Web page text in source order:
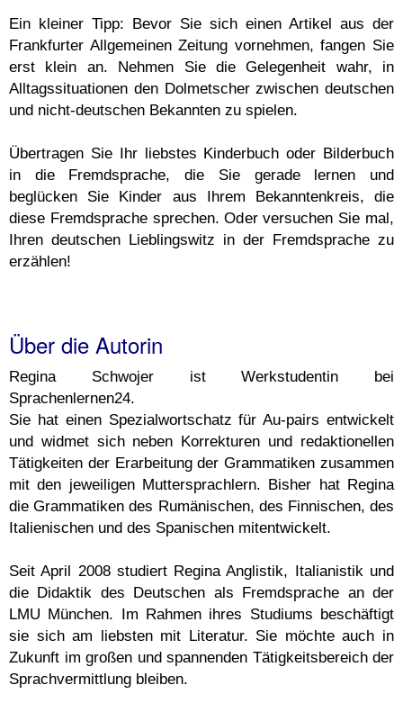
Ein kleiner Tipp: Bevor Sie sich einen Artikel aus der
Frankfurter Allgemeinen Zeitung vornehmen, fangen Sie
erst klein an. Nehmen Sie die Gelegenheit wahr, in
Alltagssituationen den Dolmetscher zwischen deutschen
und nicht-deutschen Bekannten zu spielen.
Übertragen Sie Ihr liebstes Kinderbuch oder Bilderbuch
in die Fremdsprache, die Sie gerade lernen und
beglücken Sie Kinder aus Ihrem Bekanntenkreis, die
diese Fremdsprache sprechen. Oder versuchen Sie mal,
Ihren deutschen Lieblingswitz in der Fremdsprache zu
erzählen!
Über die Autorin
Regina Schwojer ist Werkstudentin bei
Sprachenlernen24.
Sie hat einen Spezialwortschatz für Au-pairs entwickelt
und widmet sich neben Korrekturen und redaktionellen
Tätigkeiten der Erarbeitung der Grammatiken zusammen
mit den jeweiligen Muttersprachlern. Bisher hat Regina
die Grammatiken des Rumänischen, des Finnischen, des
Italienischen und des Spanischen mitentwickelt.
Seit April 2008 studiert Regina Anglistik, Italianistik und
die Didaktik des Deutschen als Fremdsprache an der
LMU München. Im Rahmen ihres Studiums beschäftigt
sie sich am liebsten mit Literatur. Sie möchte auch in
Zukunft im großen und spannenden Tätigkeitsbereich der
Sprachvermittlung bleiben.